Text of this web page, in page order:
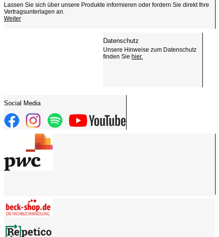
Lassen Sie sich über unsere Produkte informieren oder fordern Sie direkt Ihre
Vertragsunterlagen an.
Weiter
Datenschutz
Unsere Hinweise zum Datenschutz
finden Sie hier.
Social Media